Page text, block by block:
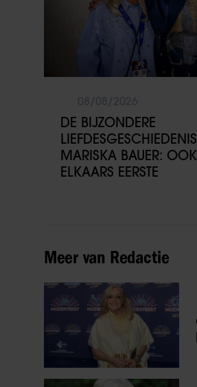
DE BIJZONDERE
MARISKA BAUER:
ELKAARS EERSTE
Meer van Redactie